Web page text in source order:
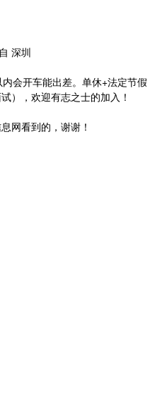
深圳
会开车能出差。单休+法定节假
），欢迎有志之士的加入！
网看到的，谢谢！